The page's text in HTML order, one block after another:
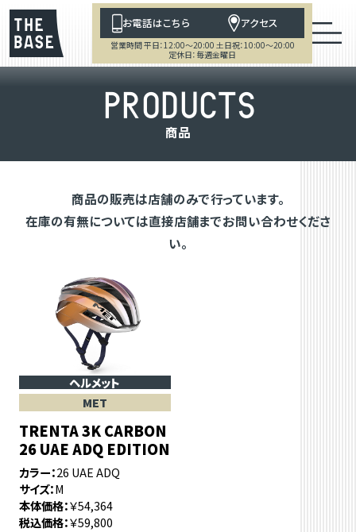
お電話はこちら アクセス
営業時間 平日：12:00～20:00 土日祝：10:00～20:00
定休日：毎週金曜日
PRODUCTS
商品
商品の販売は店舗のみで行っています。
在庫の有無については直接店舗までお問い合わせくださ
い。
ヘルメット
MET
TRENTA 3K CARBON
26 UAE ADQ EDITION
カラー 26 UAE ADQ
サイズ M
本体価格 ￥54,364
税込価格 ￥59,800